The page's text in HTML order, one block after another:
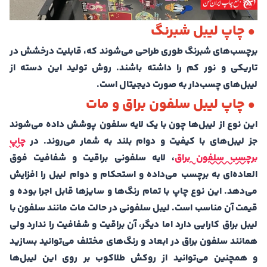
• چاپ لیبل شبرنگ
برچسب‌های شبرنگ طوری طراحی می‌شوند که، قابلیت درخشش در
تاریکی و نور کم را داشته باشند. روش تولید این دسته از
لیبل‌های چسب‌دار به صورت دیجیتال است.
• چاپ لیبل سلفون براق و مات
این نوع از لیبل‌ها چون با یک لایه سلفون پوشش داده می‌شوند
جز لیبل‌های با کیفیت و دوام بلند به شمار می‌روند. در چاپ
برچسب سلفون براق، لایه سلفونی براقیت و شفافیت فوق
العاده‌ای به برچسب می‌‌داده و استحکام و دوام لیبل را افزایش
می‌دهد. این نوع چاپ با تمام رنگ‌ها و سایزها قابل اجرا بوده و
قیمت آن مناسب است. لیبل سلفونی در حالت مات مانند سلفون با
لیبل براق کارایی دارد اما دیگر، آن براقیت و شفافیت را ندارد ولی
همانند سلفون براق در ابعاد و رنگ‌های مختلف می‌توانید بسازید
و همچنین می‌توانید از روکش طلاکوب بر روی این لیبل‌ها